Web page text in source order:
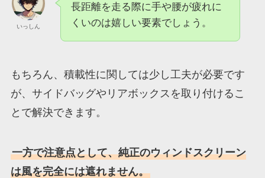
いっしん
長距離を走る際に手や腰が疲れに
くいのは嬉しい要素でしょう。
もちろん、積載性に関しては少し工夫が必要です
が、サイドバッグやリアボックスを取り付けるこ
とで解決できます。
一方で注意点として、純正のウィンドスクリーン
は風を完全には遮れません。